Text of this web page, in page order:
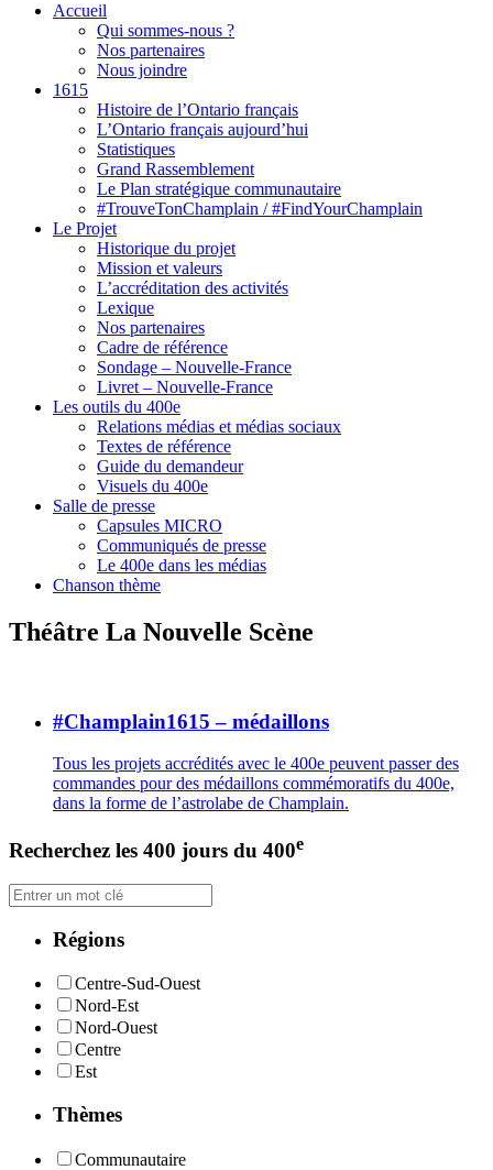
Accueil
Qui sommes-nous ?
Nos partenaires
Nous joindre
1615
Histoire de l’Ontario français
L’Ontario français aujourd’hui
Statistiques
Grand Rassemblement
Le Plan stratégique communautaire
#TrouveTonChamplain / #FindYourChamplain
Le Projet
Historique du projet
Mission et valeurs
L’accréditation des activités
Lexique
Nos partenaires
Cadre de référence
Sondage – Nouvelle-France
Livret – Nouvelle-France
Les outils du 400e
Relations médias et médias sociaux
Textes de référence
Guide du demandeur
Visuels du 400e
Salle de presse
Capsules MICRO
Communiqués de presse
Le 400e dans les médias
Chanson thème
Théâtre La Nouvelle Scène
#Champlain1615 – médaillons
Tous les projets accrédités avec le 400e peuvent passer des
commandes pour des médaillons commémoratifs du 400e,
dans la forme de l’astrolabe de Champlain.
Recherchez les 400 jours du 400e
Régions
Centre-Sud-Ouest
Nord-Est
Nord-Ouest
Centre
Est
Thèmes
Communautaire